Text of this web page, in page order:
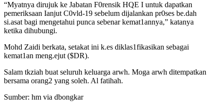
“Myatnya dirujuk ke Jabatan F0rensik HQE I untuk dapatkan
pemeriksaan Ianjut C0vld-19 sebelum dijalankan pr0ses be.dah
si.asat bagi mengetahui punca sebenar kemat1annya,” katanya
ketika dihubungi.
Mohd Zaidi berkata, setakat ini k.es diklas1fikasikan sebagai
kemat1an meng.ejut ($DR).
Salam tkziah buat seluruh keluarga arwh. Moga arwh ditempatkan
bersama orang2 yang soleh. Al fatihah.
Sumber: hm via dbongkar